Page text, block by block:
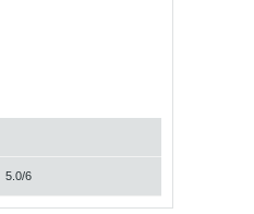
5.0/6